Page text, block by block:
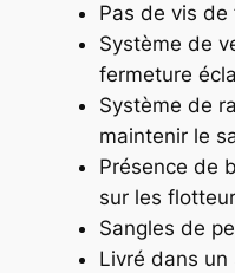
Pas de vis
Système de
fermeture
Système de
maintenir le
Présence de
sur les
Sangles de
Livré dans